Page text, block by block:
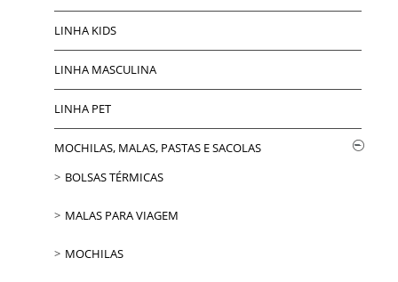
LINHA KIDS
LINHA MASCULINA
LINHA PET
MOCHILAS, MALAS, PASTAS E SACOLAS
BOLSAS TÉRMICAS
MALAS PARA VIAGEM
MOCHILAS